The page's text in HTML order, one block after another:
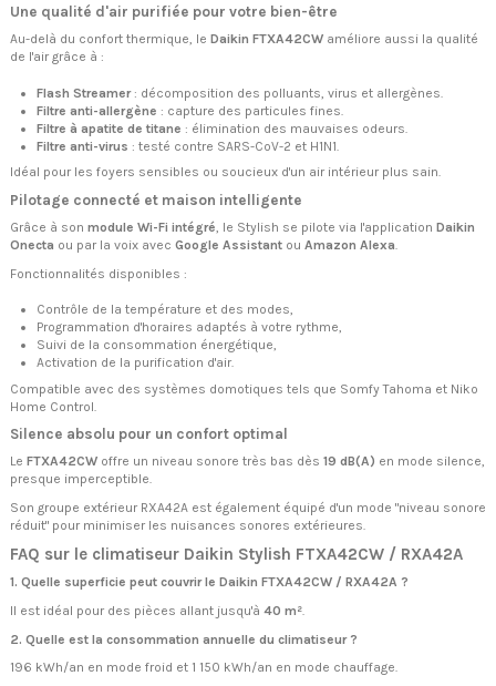
Une qualité d'air purifiée pour votre bien-être
Au-delà du confort thermique, le Daikin FTXA42CW améliore aussi la qualité
de l'air grâce à :
Flash Streamer: décomposition des polluants, virus et allergènes.
Filtre anti-allergène : capture des particules fines.
Filtre à apatite de titane : élimination des mauvaises odeurs.
Filtre anti-virus : testé contre SARS-CoV-2 et H1N1.
Idéal pour les foyers sensibles ou soucieux d'un air intérieur plus sain.
Pilotage connecté et maison intelligente
Grâce à son module Wi-Fi intégré, le Stylish se pilote via l'application Daikin
Onecta ou par la voix avec Google Assistant ou Amazon Alexa.
Fonctionnalités disponibles :
Contrôle de la température et des modes,
Programmation d'horaires adaptés à votre rythme,
Suivi de la consommation énergétique,
Activation de la purification d'air.
Compatible avec des systèmes domotiques tels que Somfy Tahoma et Niko
Home Control.
Silence absolu pour un confort optimal
Le FTXA42CW offre un niveau sonore très bas dès 19 dB(A) en mode silence,
presque imperceptible.
Son groupe extérieur RXA42A est également équipé d'un mode "niveau sonore
réduit" pour minimiser les nuisances sonores extérieures.
FAQ sur le climatiseur Daikin Stylish FTXA42CW / RXA42A
1. Quelle superficie peut couvrir le Daikin FTXA42CW / RXA42A ?
Il est idéal pour des pièces allant jusqu'à 40 m².
2. Quelle est la consommation annuelle du climatiseur ?
196 kWh/an en mode froid et 1 150 kWh/an en mode chauffage.